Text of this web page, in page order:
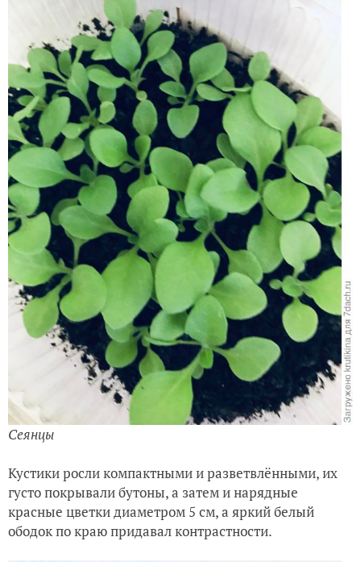
Сеянцы
Кустики росли компактными и разветвлёнными, их
густо покрывали бутоны, а затем и нарядные
красные цветки диаметром 5 см, а яркий белый
ободок по краю придавал контрастности.